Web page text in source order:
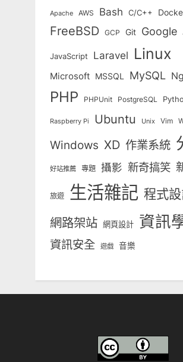
Apache AWS Bash C/C++
FreeBSD GCP Git Google
JavaScript Laravel Linux
Microsoft MSSQL MySQL
PHP PHPUnit PostgreSQL
Raspberry Pi Ubuntu Unix Vim
Windows XD 作業系統
好站推薦 專題 攝影 新奇搞笑
旅遊 生活雜記 程式
網路架站 網頁設計 資訊
資訊安全 遊戲 音樂